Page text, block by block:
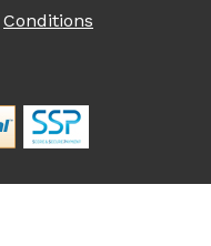
Conditions